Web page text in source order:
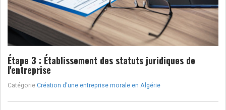
Étape 3 : Établissement des statuts juridiques de
l'entreprise
Catégorie Création d'une entreprise morale en Algérie